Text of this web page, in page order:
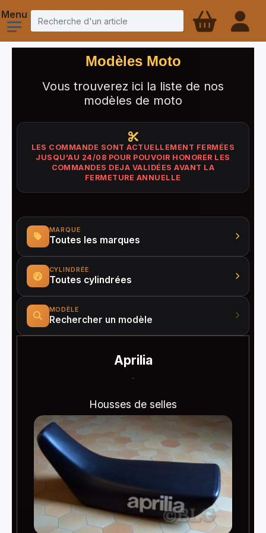
ModèlesMoto
Vous trouverez ici la liste de nos
modèles de moto
LES COMMANDE SONT ACTUELLEMENT FERMÉES
JUSQU'AU 24/08 POUR POUVOIR HONORER LES
COMMANDES DEJA VALIDÉES AVANT LA
FERMETURE ANNUELLE
MARQUE
CYLINDRÉE
MODÈLE
Aprilia
Housses de selles